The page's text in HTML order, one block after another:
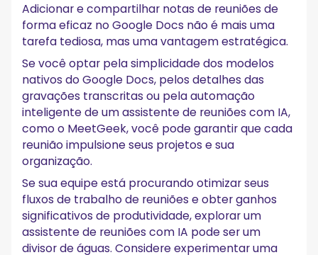
Adicionar e compartilhar notas de reuniões de
forma eficaz no Google Docs não é mais uma
tarefa tediosa, mas uma vantagem estratégica.
Se você optar pela simplicidade dos modelos
nativos do Google Docs, pelos detalhes das
gravações transcritas ou pela automação
inteligente de um assistente de reuniões com IA,
como o MeetGeek, você pode garantir que cada
reunião impulsione seus projetos e sua
organização.
Se sua equipe está procurando otimizar seus
fluxos de trabalho de reuniões e obter ganhos
significativos de produtividade, explorar um
assistente de reuniões com IA pode ser um
divisor de águas. Considere experimentar uma